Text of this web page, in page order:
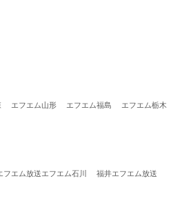
エフエム山形 エフエム福島 エフエム栃木
フエム放送 エフエム石川 福井エフエム放送